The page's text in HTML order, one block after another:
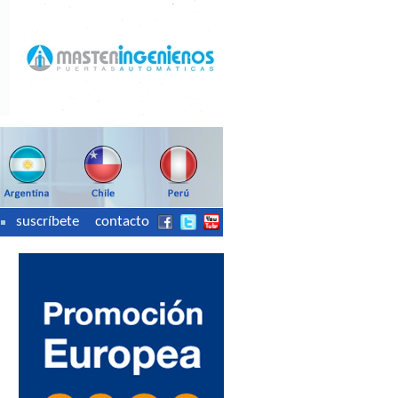
suscríbete contacto